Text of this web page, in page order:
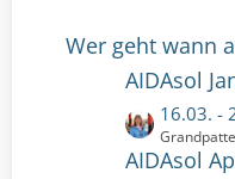
e
i
t
r
ä
g
e
t
e
B
e
i
Wer geht wann
AIDAsol
L
e
t
16.03. -
Grandpatte
AIDAsol